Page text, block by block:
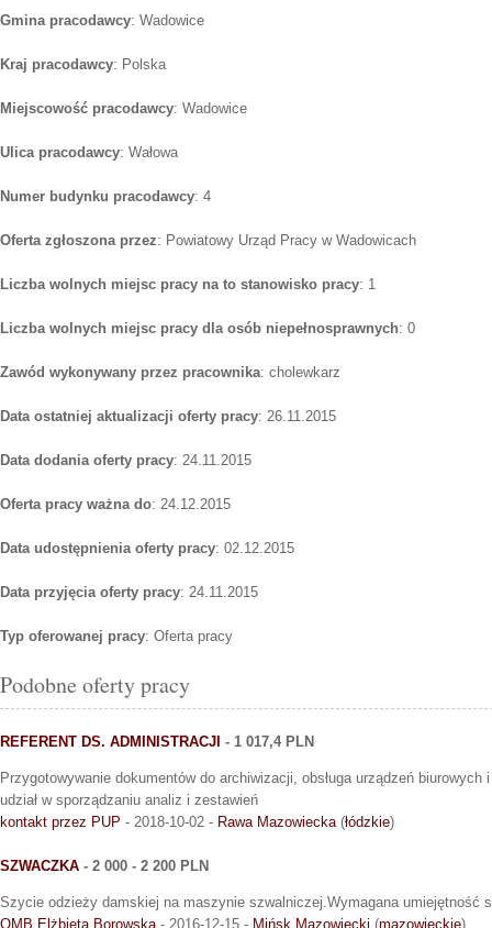
Gmina pracodawcy: Wadowice
Kraj pracodawcy: Polska
Miejscowość pracodawcy: Wadowice
Ulica pracodawcy: Wałowa
Numer budynku pracodawcy: 4
Oferta zgłoszona przez: Powiatowy Urząd Pracy w Wadowicach
Liczba wolnych miejsc pracy na to stanowisko pracy: 1
Liczba wolnych miejsc pracy dla osób niepełnosprawnych: 0
Zawód wykonywany przez pracownika: cholewkarz
Data ostatniej aktualizacji oferty pracy: 26.11.2015
Data dodania oferty pracy: 24.11.2015
Oferta pracy ważna do: 24.12.2015
Data udostępnienia oferty pracy: 02.12.2015
Data przyjęcia oferty pracy: 24.11.2015
Typ oferowanej pracy: Oferta pracy
Podobne oferty pracy
REFERENT DS. ADMINISTRACJI - 1 017,4 PLN
Przygotowywanie dokumentów do archiwizacji, obsługa urządzeń biurowych
udział w sporządzaniu analiz i zestawień
kontakt przez PUP - 2018-10-02 - Rawa Mazowiecka (łódzkie)
SZWACZKA - 2 000 - 2 200 PLN
Szycie odzieży damskiej na maszynie szwalniczej.Wymagana umiejętność
OMB Elżbieta Borowska - 2016-12-15 - Mińsk Mazowiecki (mazowieckie)